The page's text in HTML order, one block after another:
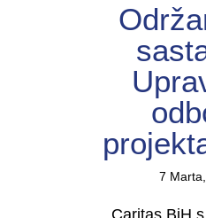
7
Caritas BiH